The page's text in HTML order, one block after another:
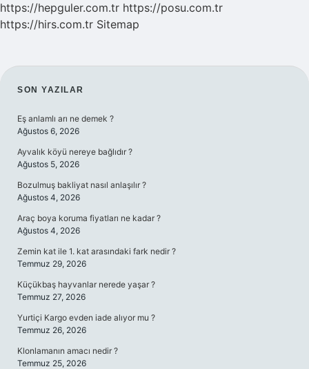
https://hepguler.com.tr https://posu.com.tr
https://hirs.com.tr Sitemap
SIDEBAR
SON YAZILAR
Eş anlamlı arı ne demek ?
Ağustos 6, 2026
Ayvalık köyü nereye bağlıdır ?
Ağustos 5, 2026
Bozulmuş bakliyat nasıl anlaşılır ?
Ağustos 4, 2026
Araç boya koruma fiyatları ne kadar ?
Ağustos 4, 2026
Zemin kat ile 1. kat arasındaki fark nedir ?
Temmuz 29, 2026
Küçükbaş hayvanlar nerede yaşar ?
Temmuz 27, 2026
Yurtiçi Kargo evden iade alıyor mu ?
Temmuz 26, 2026
Klonlamanın amacı nedir ?
Temmuz 25, 2026